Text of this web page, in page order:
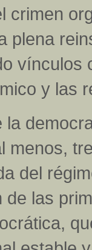
crimen
plena
vínculos
y las
la
menos,
del
de las